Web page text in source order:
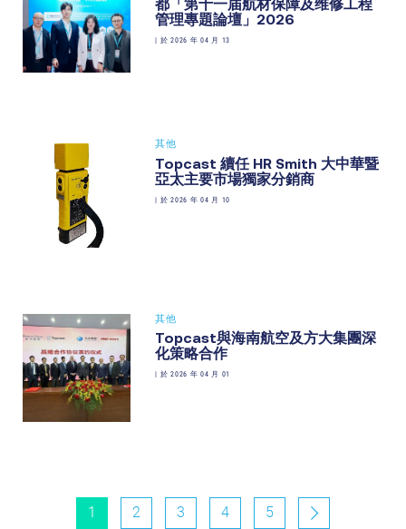
都「第十一届航材保障及维修工程
管理專題論壇」2026
於 2026 年 04 月 13
其他
Topcast 續任 HR Smith 大中華暨
亞太主要市場獨家分銷商
於 2026 年 04 月 10
其他
Topcast與海南航空及方大集團深
化策略合作
於 2026 年 04 月 01
1 2 3 4 5